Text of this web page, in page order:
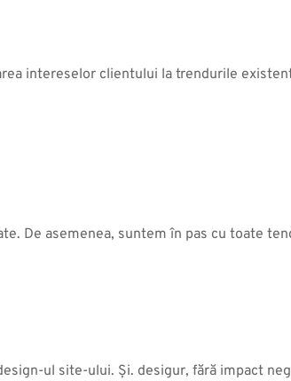
intereselor clientului la trendurile
De asemenea, suntem în pas cu toate
ul site-ului. Și. desigur, fără impact